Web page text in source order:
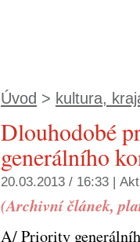
Úvod > kultura,
Dlouhodobé
generálního
20.03.2013 / 16:33 |
(Archivní článek,
A/ Priority